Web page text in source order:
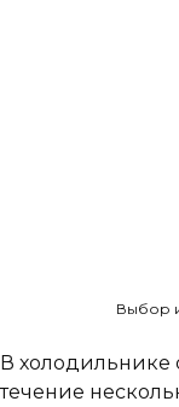
Выбор
В холодильнике
течение